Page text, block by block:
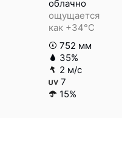
облачно
ощущается
как +34°C
752 мм
35%
2 м/с
7
15%